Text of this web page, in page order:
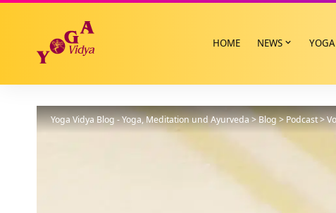
HOME NEWS
Yoga Vidya Blog - Yoga, Meditation und Ayurveda>Blog>Podcast>